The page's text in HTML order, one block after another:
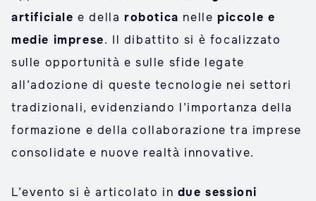
artificiale e dellarobotica nellepiccole e
medie imprese. Il dibattito si è focalizzato
sulle opportunità e sulle sfide legate
all’adozione di queste tecnologie nei settori
tradizionali, evidenziando l’importanza della
formazione e della collaborazione tra imprese
consolidate e nuove realtà innovative.
L’evento si è articolato in due sessioni